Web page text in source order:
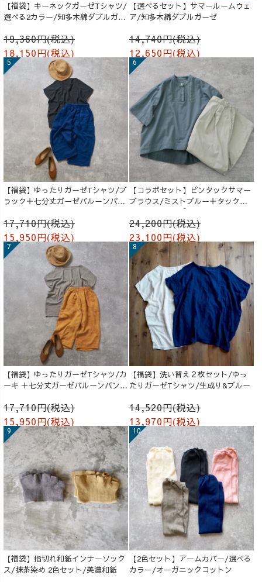
【福袋】キーネックガーゼTシャツ/
選べる2カラー/知多木綿ダブルガー
ゼ
19,360円(税込)
18,150円(税込)
【選べるセット】サマールームウェ
ア/知多木綿ダブルガーゼ
14,740円(税込)
12,650円(税込)
【福袋】ゆったりガーゼTシャツ/ブ
ラック＋七分丈ガーゼバルーンパン
ツ /ブルー
17,710円(税込)
15,950円(税込)
【コラボセット】ピンタックサマー
ブラウス/ミストブルー＋タックバ
ルーンパンツ/グレージュ
24,200円(税込)
23,100円(税込)
【福袋】ゆったりガーゼTシャツ/カ
ーキ ＋七分丈ガーゼバルーンパンツ
17,710円(税込)
15,950円(税込)
【福袋】洗い替え２枚セット/ゆっ
たりガーゼTシャツ/生成り&ブルー
14,520円(税込)
13,970円(税込)
【福袋】指切れ和紙インナーソック
ス/抹茶染め 2色セット/美濃和紙
【2色セット】アームカバー/選べる
カラー/オーガニックコットン